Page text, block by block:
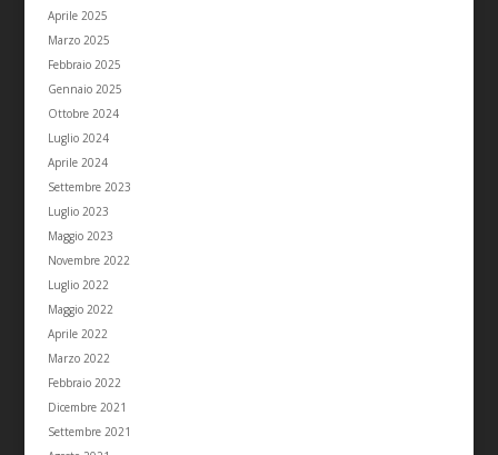
Aprile 2025
Marzo 2025
Febbraio 2025
Gennaio 2025
Ottobre 2024
Luglio 2024
Aprile 2024
Settembre 2023
Luglio 2023
Maggio 2023
Novembre 2022
Luglio 2022
Maggio 2022
Aprile 2022
Marzo 2022
Febbraio 2022
Dicembre 2021
Settembre 2021